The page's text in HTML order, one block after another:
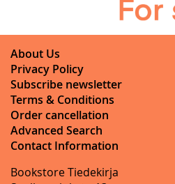
About Us
Privacy Policy
Subscribe newsletter
Terms & Conditions
Order cancellation
Advanced Search
Contact Information
Bookstore Tiedekirja